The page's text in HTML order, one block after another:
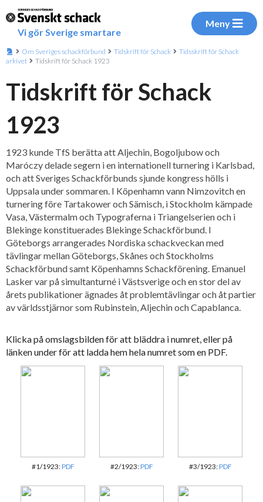
Vi gör Sverige smartare
Meny
Om Sveriges schackförbund Tidskrift för Schack
Tidsskrift för Schack
arkivet
Tidskrift för Schack 1923
Tidskrift för Schack
1923
1923 kunde TfS berätta att Aljechin, Bogoljubow och
Maróczy delade segern i en internationell turnering i Karlsbad,
och att Sveriges Schackförbunds sjunde kongress hölls i
Uppsala under sommaren. I Köpenhamn vann Nimzovitch en
turnering före Tartakower och Sämisch, i Stockholm kämpade
Vasa, Västermalm och Typograferna i Triangelserien och i
Blekinge konstituerades Blekinge Schackförbund. I
Göteborgs arrangerades Nordiska schackveckan med
tävlingar mellan Göteborgs, Skånes och Stockholms
Schackförbund samt Köpenhamns Schackförening. Emanuel
Lasker var på simultanturné i Västsverige och en stor del av
årets publikationer ägnades åt problemtävlingar och åt partier
av världsstjärnor som Rubinstein, Aljechin och Capablanca.
Klicka på omslagsbilden för att bläddra i numret, eller på
länken under för att ladda hem hela numret som en PDF.
#1/1923:PDF #2/1923:PDF #3/1923:PDF